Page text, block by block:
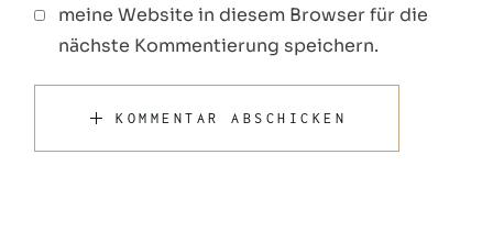
meine Website in diesem Browser für die
nächste Kommentierung speichern.
KOMMENTAR ABSCHICKEN